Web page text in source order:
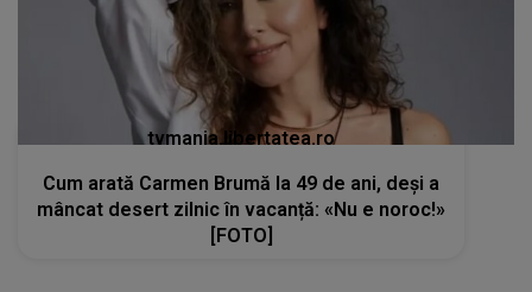
tvmania.libertatea.ro
Cum arată Carmen Brumă la 49 de ani, deși a
mâncat desert zilnic în vacanță: «Nu e noroc!»
[FOTO]